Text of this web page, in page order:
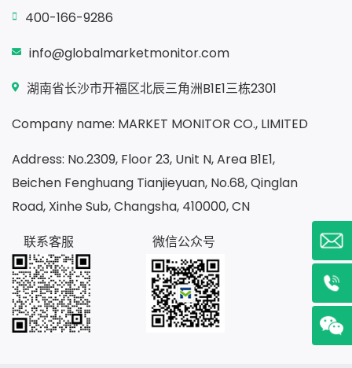
400-166-9286
info@globalmarketmonitor.com
湖南省长沙市开福区北辰三角洲B1E1三栋2301
Company name: MARKET MONITOR CO., LIMITED
Address: No.2309, Floor 23, Unit N, Area B1E1,
Beichen Fenghuang Tianjieyuan, No.68, Qinglan
Road, Xinhe Sub, Changsha, 410000, CN
联系客服
微信公众号